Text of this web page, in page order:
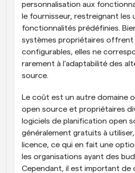
personnalisation aux
le fournisseur, restreignant les
fonctionnalités prédéfinies.
systèmes propriétaires offrent
configurables, elles ne
rarement à l'adaptabilité des
source.
Le coût est un autre domaine
open source et propriétaires
logiciels de planification open
généralement gratuits à
licence, ce qui en fait une
les organisations ayant des
Cependant, il est important de